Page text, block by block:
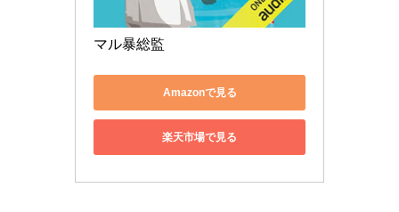
マル暴総監
Amazonで見る
楽天市場で見る